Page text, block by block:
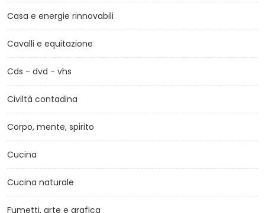
Casa e energie rinnovabili
Cavalli e equitazione
Cds - dvd - vhs
Civiltà contadina
Corpo, mente, spirito
Cucina
Cucina naturale
Fumetti, arte e grafica